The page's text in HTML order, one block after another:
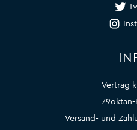
Vertrag
Versand- und